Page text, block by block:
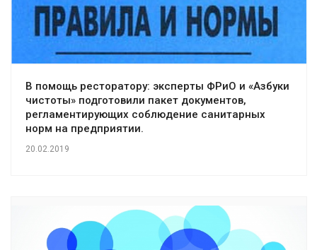
В помощь ресторатору: эксперты ФРиО и «Азбуки
чистоты» подготовили пакет документов,
регламентирующих соблюдение санитарных
норм на предприятии.
20.02.2019